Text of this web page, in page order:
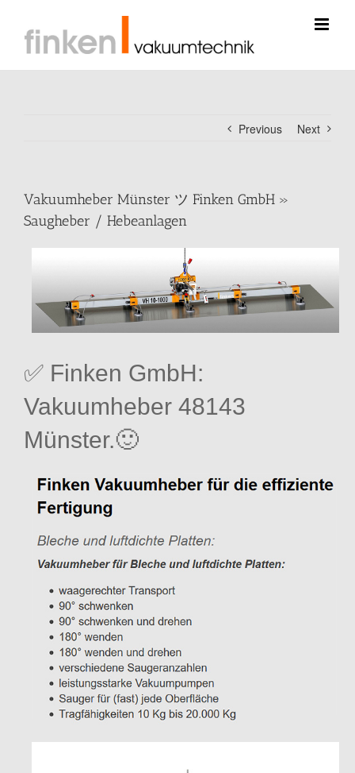
content
Previous Next
Vakuumheber Münster ツ Finken GmbH »
Saugheber / Hebeanlagen
✅ Finken GmbH:
Vakuumheber 48143
Münster.🙂